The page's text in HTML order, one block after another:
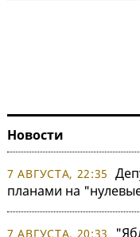
Новости
7 АВГУСТА, 22:35
планами на
7 АВГУСТА, 20:33